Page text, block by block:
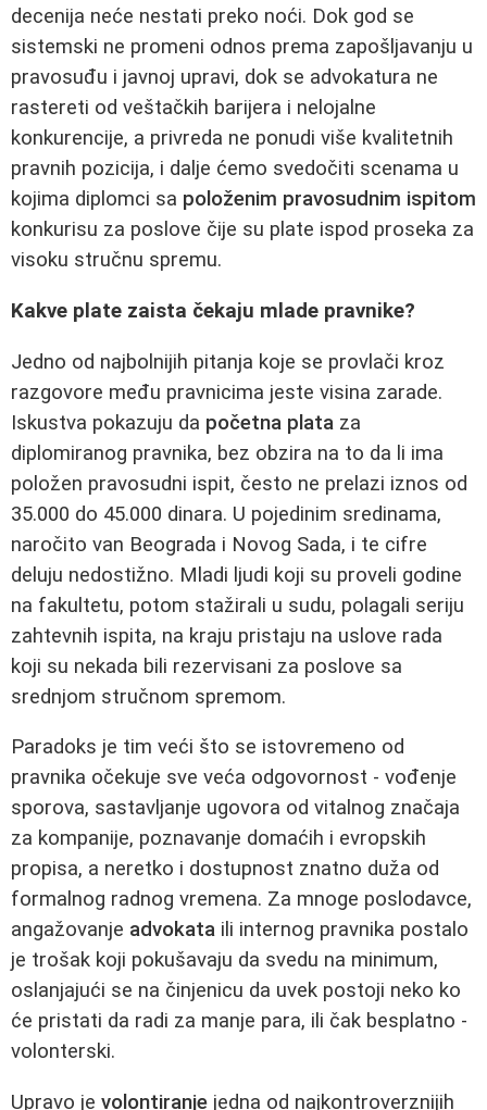
decenija neće nestati preko noći. Dok god se
sistemski ne promeni odnos prema zapošljavanju u
pravosuđu i javnoj upravi, dok se advokatura ne
rastereti od veštačkih barijera i nelojalne
konkurencije, a privreda ne ponudi više kvalitetnih
pravnih pozicija, i dalje ćemo svedočiti scenama u
kojima diplomci sa položenim pravosudnim ispitom
konkurisu za poslove čije su plate ispod proseka za
visoku stručnu spremu.
Kakve plate zaista čekaju mlade pravnike?
Jedno od najbolnijih pitanja koje se provlači kroz
razgovore među pravnicima jeste visina zarade.
Iskustva pokazuju da početna plata za
diplomiranog pravnika, bez obzira na to da li ima
položen pravosudni ispit, često ne prelazi iznos od
35.000 do 45.000 dinara. U pojedinim sredinama,
naročito van Beograda i Novog Sada, i te cifre
deluju nedostižno. Mladi ljudi koji su proveli godine
na fakultetu, potom stažirali u sudu, polagali seriju
zahtevnih ispita, na kraju pristaju na uslove rada
koji su nekada bili rezervisani za poslove sa
srednjom stručnom spremom.
Paradoks je tim veći što se istovremeno od
pravnika očekuje sve veća odgovornost - vođenje
sporova, sastavljanje ugovora od vitalnog značaja
za kompanije, poznavanje domaćih i evropskih
propisa, a neretko i dostupnost znatno duža od
formalnog radnog vremena. Za mnoge poslodavce,
angažovanje advokata ili internog pravnika postalo
je trošak koji pokušavaju da svedu na minimum,
oslanjajući se na činjenicu da uvek postoji neko ko
će pristati da radi za manje para, ili čak besplatno -
volonterski.
Upravo je volontiranje jedna od najkontroverznijih